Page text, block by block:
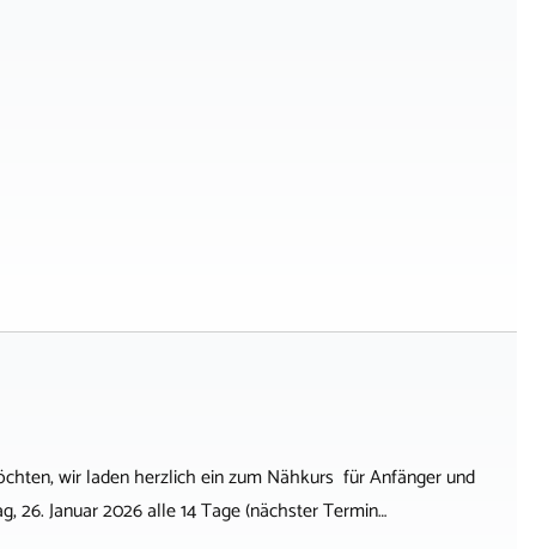
wir laden herzlich ein zum Nähkurs für Anfänger und
26. Januar 2026 alle 14 Tage (nächster Termin…